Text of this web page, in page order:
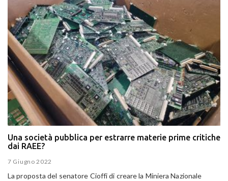
Una società pubblica per estrarre materie prime critiche
dai RAEE?
7 Giugno 2022
La proposta del senatore Cioffi di creare la Miniera Nazionale